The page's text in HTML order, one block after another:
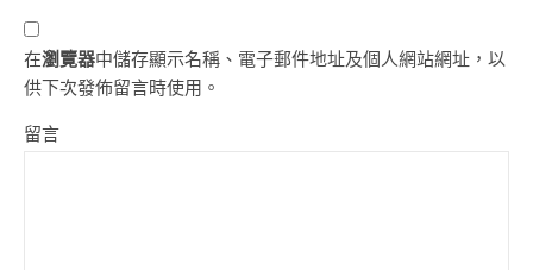
在瀏覽器中儲存顯示名稱、電子郵件地址及個人網站網址，以
供下次發佈留言時使用。
留言